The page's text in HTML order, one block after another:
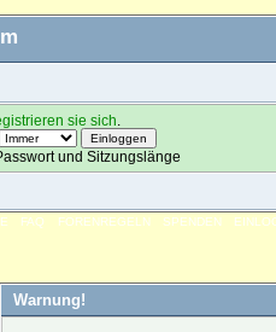
sie sich
und Sitzungslänge
FAQ FORENREGELN SPENDEN
Warnung!